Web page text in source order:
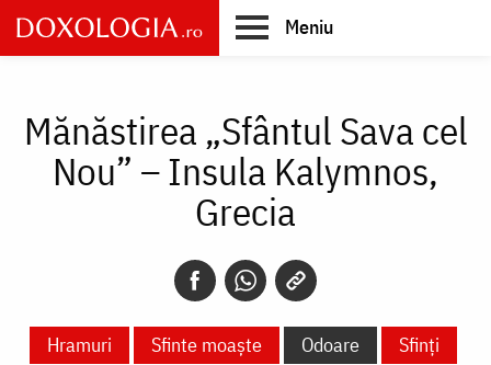
Skip
to
main
Meniu
Mănăstirea „Sfântul Sava cel
Nou” – Insula Kalymnos,
Grecia
Hramuri Sfinte moaște Odoare
Sfinți